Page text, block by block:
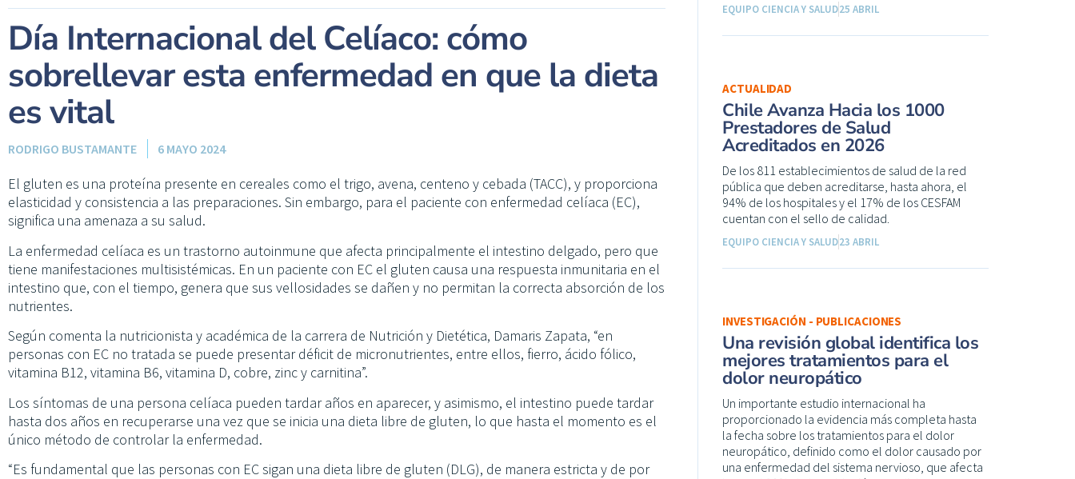
Día Internacional del Celíaco: cómo
sobrellevar esta enfermedad en que la dieta
es vital
RODRIGO BUSTAMANTE 6 MAYO 2024
El gluten es una proteína presente en cereales como el trigo, avena, centeno y cebada (TACC), y proporciona
elasticidad y consistencia a las preparaciones. Sin embargo, para el paciente con enfermedad celíaca (EC),
significa una amenaza a su salud.
La enfermedad celíaca es un trastorno autoinmune que afecta principalmente el intestino delgado, pero que
tiene manifestaciones multisistémicas. En un paciente con EC el gluten causa una respuesta inmunitaria en el
intestino que, con el tiempo, genera que sus vellosidades se dañen y no permitan la correcta absorción de los
nutrientes.
Según comenta la nutricionista y académica de la carrera de Nutrición y Dietética, Damaris Zapata, “en
personas con EC no tratada se puede presentar déficit de micronutrientes, entre ellos, fierro, ácido fólico,
vitamina B12, vitamina B6, vitamina D, cobre, zinc y carnitina”.
Los síntomas de una persona celíaca pueden tardar años en aparecer, y asimismo, el intestino puede tardar
hasta dos años en recuperarse una vez que se inicia una dieta libre de gluten, lo que hasta el momento es el
único método de controlar la enfermedad.
“Es fundamental que las personas con EC sigan una dieta libre de gluten (DLG), de manera estricta y de por
EQUIPO CIENCIA Y SALUD25 ABRIL
ACTUALIDAD
Chile Avanza Hacia los 1000
Prestadores de Salud
Acreditados en 2026
De los 811 establecimientos de salud de la red
pública que deben acreditarse, hasta ahora, el
94% de los hospitales y el 17% de los CESFAM
cuentan con el sello de calidad.
EQUIPO CIENCIA Y SALUD23 ABRIL
INVESTIGACIÓN - PUBLICACIONES
Una revisión global identifica los
mejores tratamientos para el
dolor neuropático
Un importante estudio internacional ha
proporcionado la evidencia más completa hasta
la fecha sobre los tratamientos para el dolor
neuropático, definido como el dolor causado por
una enfermedad del sistema nervioso, que afecta